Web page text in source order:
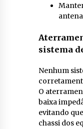
sistema
Nenhum
O
baixa
evitando
chassi dos